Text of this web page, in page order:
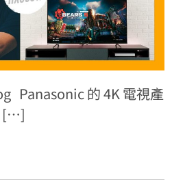
Panasonic 的 4K 電視產
[…]